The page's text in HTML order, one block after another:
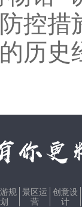
控措
历
规
划
景区运
营
创意设
计